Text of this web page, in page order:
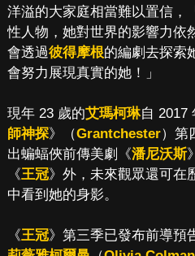
洋溢的大家庭相當難以置信，
性人物，她對世界的影響力依
會透過彼得摩根的編劇去探索
會努力展現真實的她！」
現年 23 歲的艾瑪柯琳自 2017
師神探》（Grantchester）第
出蝙蝠俠前傳美劇《潘尼沃斯》
《王冠》外，未來觀眾還可在
中看到她的身影。
《王冠》第三季已發布前導預